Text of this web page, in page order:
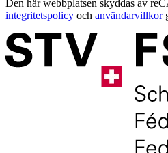
Den här webbplatsen skyddas av
integritetspolicy och användarvillkor